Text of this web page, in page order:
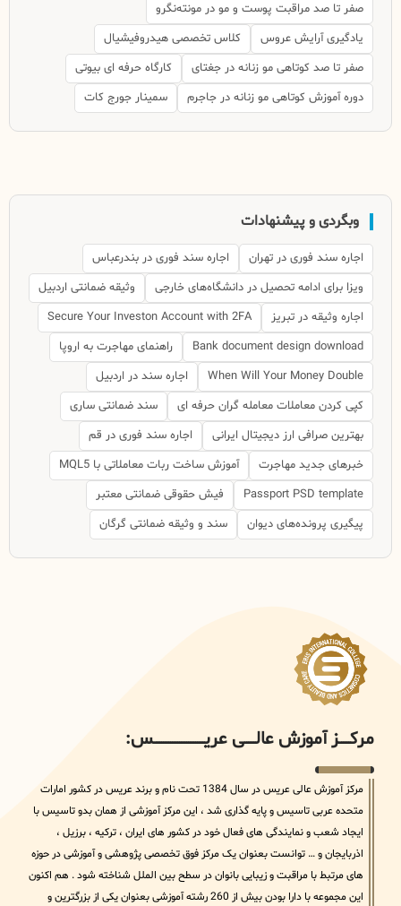
صفر تا صد مراقبت پوست و مو در مونته‌نگرو
یادگیری آرایش عروس
کلاس تخصصی هیدروفیشیال
صفر تا صد کوتاهی مو زنانه در جغتای
کارگاه حرفه ای بیوتی
دوره آموزش کوتاهی مو زنانه در جاجرم
سمینار جورج کات
وبگردی و پیشنهادات
اجاره سند فوری در تهران
اجاره سند فوری در بندرعباس
ویزا برای ادامه تحصیل در دانشگاه‌های خارجی
وثیقه ضمانتی اردبیل
اجاره وثیقه در تبریز
Secure Your Investon Account with 2FA
Bank document design download
راهنمای مهاجرت به اروپا
When Will Your Money Double
اجاره سند در اردبیل
کپی کردن معاملات معامله گران حرفه ای
سند ضمانتی ساری
بهترین صرافی ارز دیجیتال ایرانی
اجاره سند فوری در قم
خبرهای جدید مهاجرت
آموزش ساخت ربات معاملاتی با MQL5
Passport PSD template
فیش حقوقی ضمانتی معتبر
پیگیری پرونده‌های دیوان
سند و وثیقه ضمانتی گرگان
مرکــــــز آموزش عالــــــی عریــــــــــــــــــــــــــــس:
مرکز آموزش عالی عریس در سال 1384 تحت نام و برند عریس در کشور امارات
متحده عربی تاسیس و پایه گذاری شد ، این مرکز آموزشی از همان بدو تاسیس با
ایجاد شعب و نمایندگی های فعال خود در کشور های ایران ، ترکیه ، برزیل ،
اذربایجان و … توانست بعنوان یک مرکز فوق تخصصی پژوهشی و آموزشی در حوزه
های مرتبط با مراقبت و زیبایی بانوان در سطح بین الملل شناخته شود . هم اکنون
این مجموعه با دارا بودن بیش از 260 رشته آموزشی بعنوان یکی از بزرگترین و